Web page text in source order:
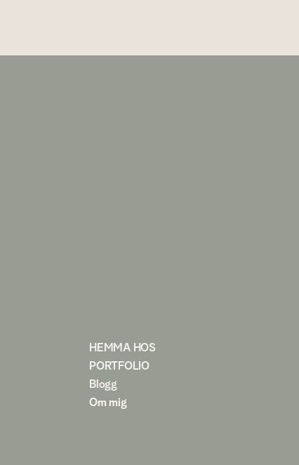
HEMMA HOS
PORTFOLIO
Blogg
Om mig